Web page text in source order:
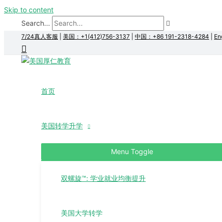
Skip to content
Search...
7/24真人客服 美国：+1(412)756-3137 中国：+86 191-2318-4284
首页
美国转学升学
Menu Toggle
双螺旋™: 学业就业均衡提升
美国大学转学